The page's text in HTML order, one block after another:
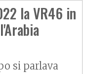
la VR46 in
si parlava